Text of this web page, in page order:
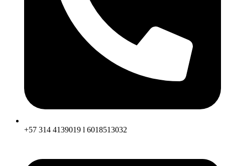
+57 314 4139019 l 6018513032